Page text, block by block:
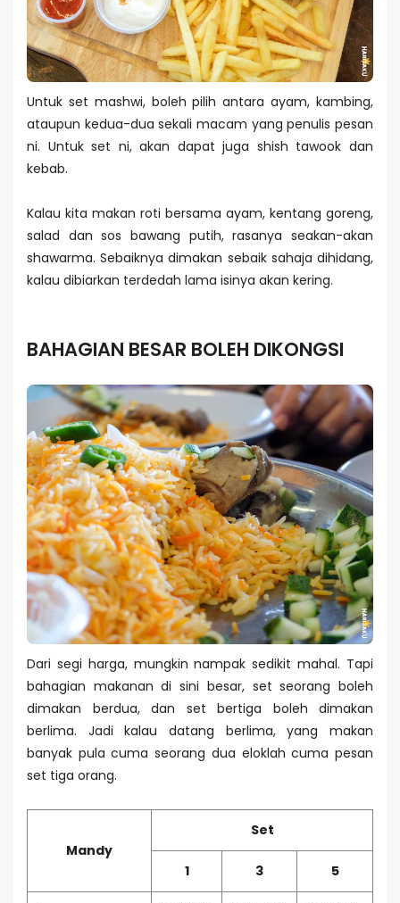
Untuk set mashwi, boleh pilih antara ayam, kambing,
ataupun kedua-dua sekali macam yang penulis pesan
ni. Untuk set ni, akan dapat juga shish tawook dan
kebab.
Kalau kita makan roti bersama ayam, kentang goreng,
salad dan sos bawang putih, rasanya seakan-akan
shawarma. Sebaiknya dimakan sebaik sahaja dihidang,
kalau dibiarkan terdedah lama isinya akan kering.
BAHAGIAN BESAR BOLEH DIKONGSI
Dari segi harga, mungkin nampak sedikit mahal. Tapi
bahagian makanan di sini besar, set seorang boleh
dimakan berdua, dan set bertiga boleh dimakan
berlima. Jadi kalau datang berlima, yang makan
banyak pula cuma seorang dua eloklah cuma pesan
set tiga orang.
Mandy
Set
1 3 5